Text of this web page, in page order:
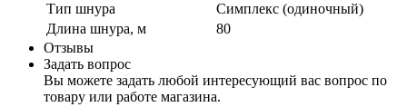
Тип шнура
Симплекс (одиночный)
Длина шнура, м
80
Отзывы
Задать вопрос
Вы можете задать любой интересующий вас вопрос по
товару или работе магазина.